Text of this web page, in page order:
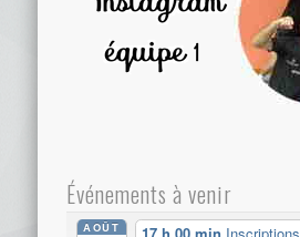
Événements à venir
AOÛT